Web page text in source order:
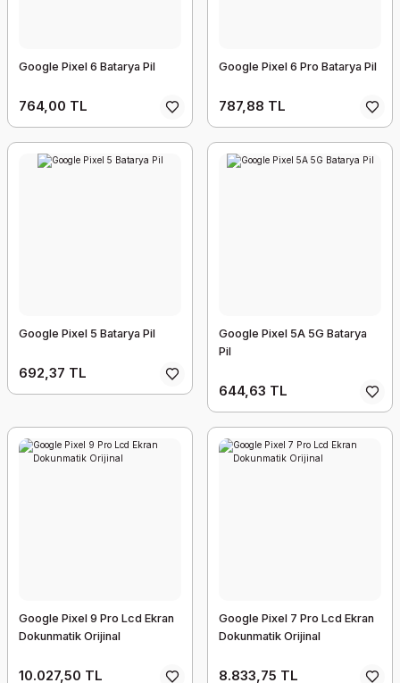
Google Pixel 6 Batarya Pil
764,00 TL
Google Pixel 6 Pro Batarya Pil
787,88 TL
Google Pixel 5 Batarya Pil
692,37 TL
Google Pixel 5A 5G Batarya
Pil
644,63 TL
Google Pixel 9 Pro Lcd Ekran
Dokunmatik Orijinal
10.027,50 TL
Google Pixel 7 Pro Lcd Ekran
Dokunmatik Orijinal
8.833,75 TL